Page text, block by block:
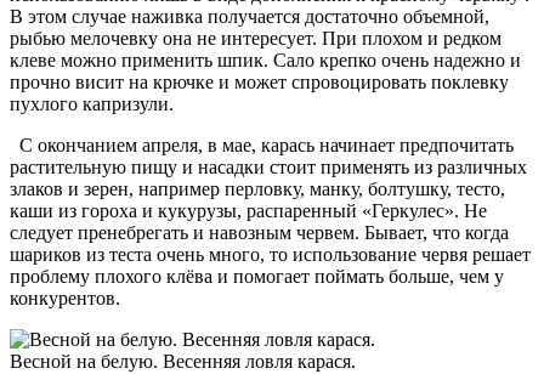
В этом случае наживка получается достаточно объемной,
рыбью мелочевку она не интересует. При плохом и редком
клеве можно применить шпик. Сало крепко очень надежно и
прочно висит на крючке и может спровоцировать поклевку
пухлого капризули.
С окончанием апреля, в мае, карась начинает предпочитать
растительную пищу и насадки стоит применять из различных
злаков и зерен, например перловку, манку, болтушку, тесто,
каши из гороха и кукурузы, распаренный «Геркулес». Не
следует пренебрегать и навозным червем. Бывает, что когда
шариков из теста очень много, то использование червя решает
проблему плохого клёва и помогает поймать больше, чем у
конкурентов.
Весной на белую. Весенняя ловля карася.